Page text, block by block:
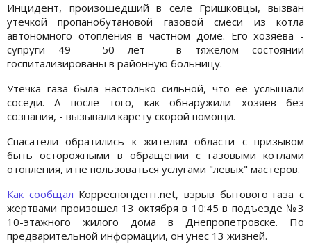
Инцидент, произошедший в селе Гришковцы, вызван
утечкой пропанобутановой газовой смеси из котла
автономного отопления в частном доме. Его хозяева -
супруги 49 - 50 лет - в тяжелом состоянии
госпитализированы в районную больницу.
Утечка газа была настолько сильной, что ее услышали
соседи. А после того, как обнаружили хозяев без
сознания, - вызывали карету скорой помощи.
Спасатели обратились к жителям области с призывом
быть осторожными в обращении с газовыми котлами
отопления, и не пользоваться услугами "левых" мастеров.
Как сообщал Корреспондент.net, взрыв бытового газа с
жертвами произошел 13 октября в 10:45 в подъезде №3
10-этажного жилого дома в Днепропетровске. По
предварительной информации, он унес 13 жизней.